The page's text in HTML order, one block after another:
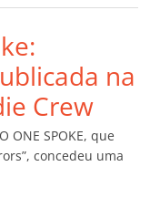
y
Li
n
k
p
til
h
ar
na
Crew
ONE SPOKE, que
concedeu uma